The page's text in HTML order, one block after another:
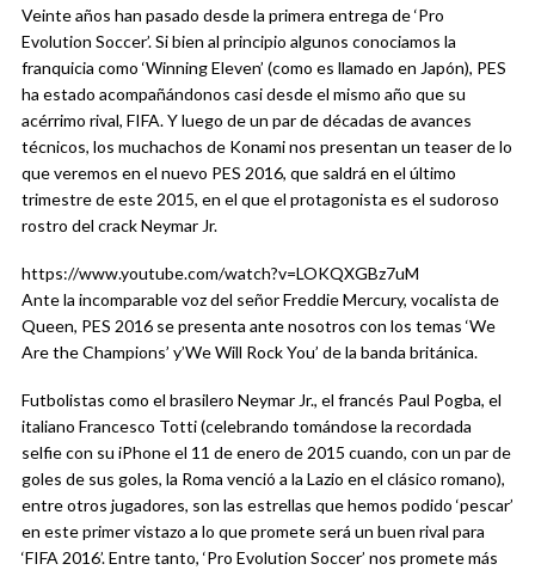
Veinte años han pasado desde la primera entrega de ‘Pro
Evolution Soccer’. Si bien al principio algunos conociamos la
franquicia como ‘Winning Eleven’ (como es llamado en Japón), PES
ha estado acompañándonos casi desde el mismo año que su
acérrimo rival, FIFA. Y luego de un par de décadas de avances
técnicos, los muchachos de Konami nos presentan un teaser de lo
que veremos en el nuevo PES 2016, que saldrá en el último
trimestre de este 2015, en el que el protagonista es el sudoroso
rostro del crack Neymar Jr.
https://www.youtube.com/watch?v=LOKQXGBz7uM
Ante la incomparable voz del señor Freddie Mercury, vocalista de
Queen, PES 2016 se presenta ante nosotros con los temas ‘We
Are the Champions’ y’We Will Rock You’ de la banda británica.
Futbolistas como el brasilero Neymar Jr., el francés Paul Pogba, el
italiano Francesco Totti (celebrando tomándose la recordada
selfie con su iPhone el 11 de enero de 2015 cuando, con un par de
goles de sus goles, la Roma venció a la Lazio en el clásico romano),
entre otros jugadores, son las estrellas que hemos podido ‘pescar’
en este primer vistazo a lo que promete será un buen rival para
‘FIFA 2016’. Entre tanto, ‘Pro Evolution Soccer’ nos promete más